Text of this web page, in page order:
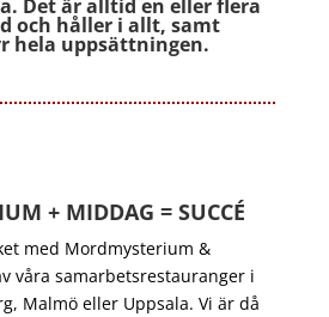
Det är alltid en eller flera
och håller i allt, samt
hela uppsättningen.
+ MIDDAG = SUCCÉ
med Mordmysterium &
våra samarbetsrestauranger i
Malmö eller Uppsala. Vi är då